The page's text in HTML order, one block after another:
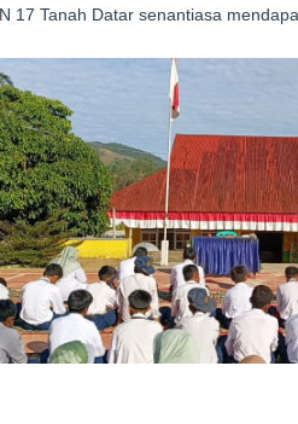
17 Tanah Datar senantiasa